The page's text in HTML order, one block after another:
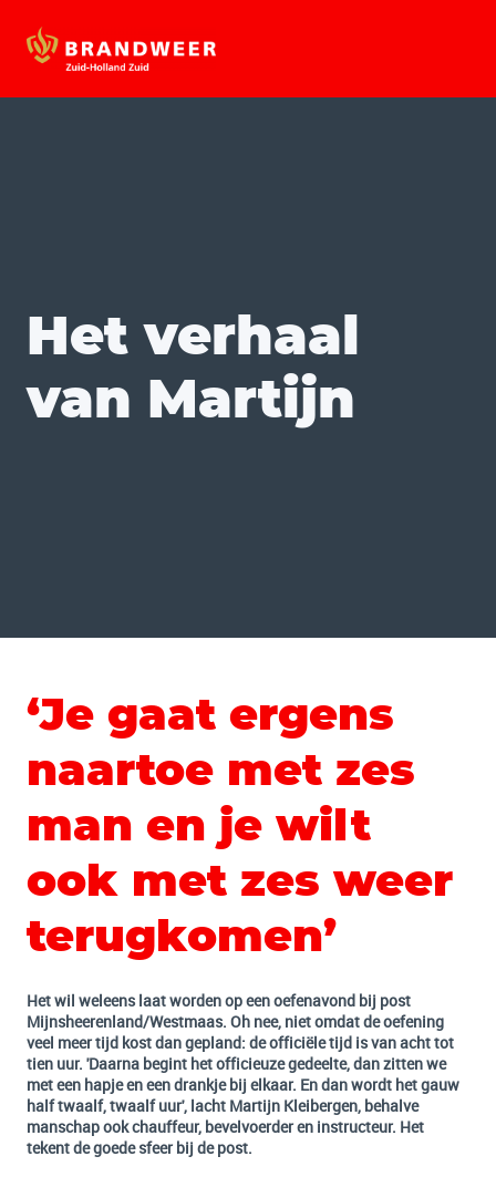
Het verhaal
van Martijn
‘Je gaat ergens
naartoe met zes
man en je wilt
ook met zes weer
terugkomen’
Het wil weleens laat worden op een oefenavond bij post
Mijnsheerenland/Westmaas. Oh nee, niet omdat de oefening
veel meer tijd kost dan gepland: de officiële tijd is van acht tot
tien uur. 'Daarna begint het officieuze gedeelte, dan zitten we
met een hapje en een drankje bij elkaar. En dan wordt het gauw
half twaalf, twaalf uur', lacht Martijn Kleibergen, behalve
manschap ook chauffeur, bevelvoerder en instructeur. Het
tekent de goede sfeer bij de post.